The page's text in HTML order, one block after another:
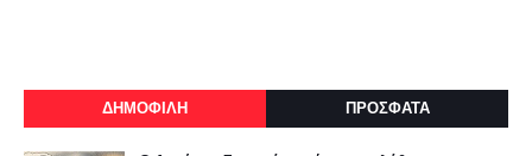
ΔΗΜΟΦΙΛΗ ΠΡΟΣΦΑΤΑ